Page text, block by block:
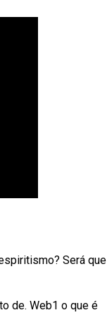
Será que
de. Web1 o que é